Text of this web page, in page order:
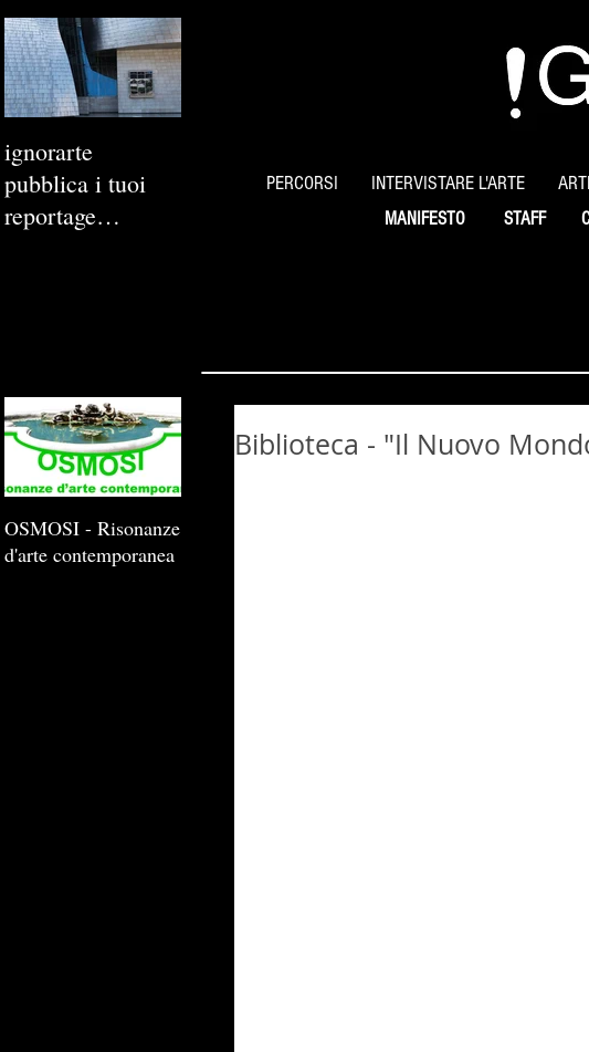
ignorarte
pubblica i tuoi
reportage
PERCORSI INTERVISTARE L'ARTE
MANIFESTO STAFF
Biblioteca - "Il Nuovo
OSMOSI - Risonanze
d'arte contemporanea